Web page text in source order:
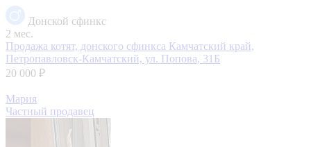
Донской сфинкс
2 мес.
Продажа котят, донского сфинкса Камчатский край,
Петропавловск-Камчатский, ул. Попова, 31Б
20 000 ₽
Мария
Частный продавец